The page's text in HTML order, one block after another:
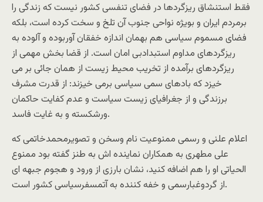
فقط استنشاق ریزگردها در فضای تنفسی کشور نیست که زندگی را
برمردم ایران و بویژه نواحی جنوب آن تلخ و سخت کرده است، بلکه
فضای مسموم سیاسی هم بهمان اندازه خفقان آوربوده و آلوده به
ریزگردهای مداوم استبدادبی امان است. از قضا بخش مهمی از
ریزگردهای برآمده از تخریب محیط زیست از همان جائی بر می
خیزد که بادهای سمی سیاسی برمی خیزند: از قدرت مشرف
برزندگی و از جغرافیای زیست سیاست و عدم کفایت حاکمان
ورشکسته و به غایت فاسد.
اعلام علنی و رسمی ممنوعیت نام وسخن و تصویرمحمدخاتمی که
علی مطهری به همکاران نماینده اش به طنز گفته بود ممنوع
الحیاتی او را هم اضافه کنید، نشان بارزی از ورود و هجوم جبهه ای
از گردوغبارسمی و خفه کننده به آتمسفرسیاسی کشور است.